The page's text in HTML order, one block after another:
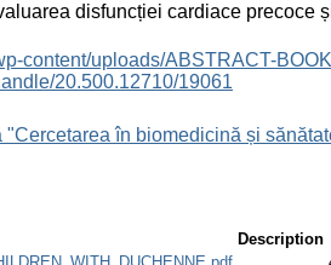
disfuncției cardiace precoce
content/uploads/ABSTRACT-
20.500.12710/19061
în biomedicină și
Description